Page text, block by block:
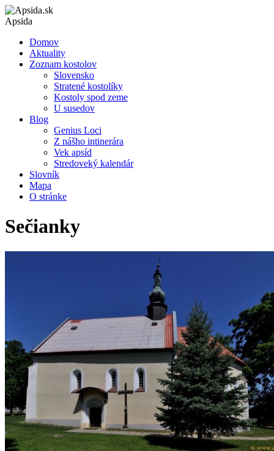
Apsida
Domov
Aktuality
Zoznam kostolov
Slovensko
Stratené kostolíky
Kostoly spod zeme
U susedov
Blog
Genius Loci
Z nášho intinerára
Vek apsíd
Stredoveký kalendár
Slovník
Mapa
O stránke
Sečianky